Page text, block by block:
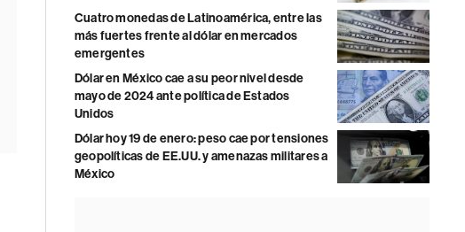
Cuatro monedas de Latinoamérica, entre las
más fuertes frente al dólar en mercados
emergentes
Dólar en México cae a su peor nivel desde
mayo de 2024 ante política de Estados
Unidos
Dólar hoy 19 de enero: peso cae por tensiones
geopolíticas de EE.UU. y amenazas militares a
México